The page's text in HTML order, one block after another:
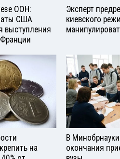
ООН:
США
выступления
Эксперт
киевского
на
В
окончания